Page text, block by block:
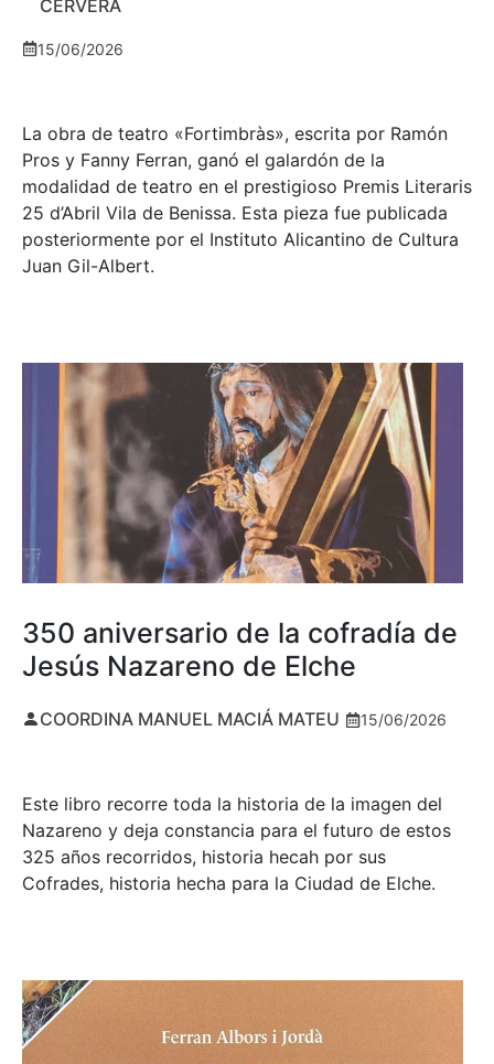
CERVERA
15/06/2026
La obra de teatro «Fortimbràs», escrita por Ramón
Pros y Fanny Ferran, ganó el galardón de la
modalidad de teatro en el prestigioso Premis Literaris
25 d’Abril Vila de Benissa. Esta pieza fue publicada
posteriormente por el Instituto Alicantino de Cultura
Juan Gil-Albert.
350 aniversario de la cofradía de
Jesús Nazareno de Elche
COORDINA MANUEL MACIÁ MATEU 15/06/2026
Este libro recorre toda la historia de la imagen del
Nazareno y deja constancia para el futuro de estos
325 años recorridos, historia hecah por sus
Cofrades, historia hecha para la Ciudad de Elche.